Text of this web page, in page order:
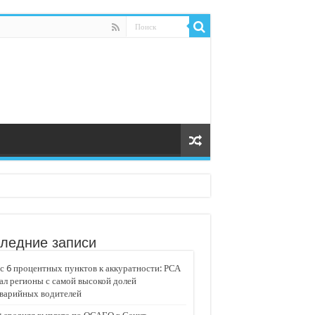
«Движение»
записи
6 процентных пунктов к аккуратности: РСА
регионы с самой высокой долей
водителей